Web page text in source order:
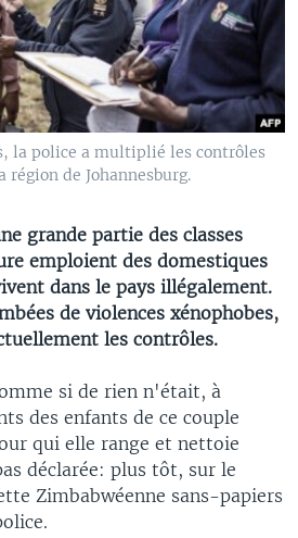
la police a multiplié les contrôles
de Johannesburg.
grande partie des classes
emploient des domestiques
dans le pays illégalement.
de violences xénophobes,
les contrôles.
si de rien n'était, à
des enfants de ce couple
qui elle range et nettoie
déclarée: plus tôt, sur le
Zimbabwéenne sans-papiers